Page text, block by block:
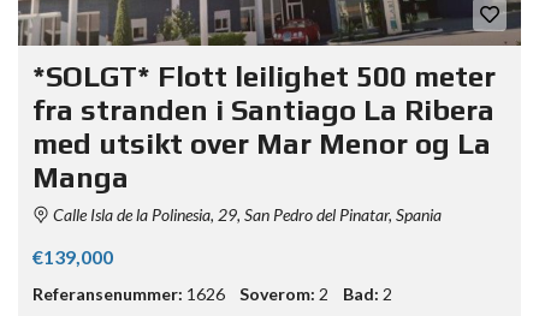
*SOLGT* Flott leilighet 500 meter
fra stranden i Santiago La Ribera
med utsikt over Mar Menor og La
Manga
Calle Isla de la Polinesia, 29, San Pedro del Pinatar, Spania
€139,000
Referansenummer: 1626 Soverom: 2 Bad: 2